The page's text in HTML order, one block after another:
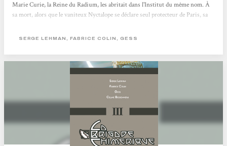
Marie Curie, la Reine du Radium, les abritait dans l'Institut du même nom. À
sa mort, alors que le vaniteux Nyctalope se déclare seul protecteur de Paris, sa
aux surhommes en armure de Nous Autres, le groupe moscovite dirigé par le
SERGE LEHMAN, FABRICE COLIN, GESS